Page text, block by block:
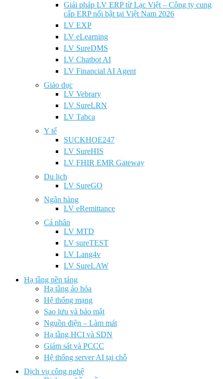
Giải pháp LV ERP từ Lạc Việt – Công ty cung
cấp ERP nổi bật tại Việt Nam 2026
LV EXP
LV eLearning
LV SureDMS
LV Chatbot AI
LV Financial AI Agent
Giáo dục
LV Vebrary
LV SureLRN
LV Tabca
Y tế
SUCKHOE247
LV SureHIS
LV FHIR EMR Gateway
Du lịch
LV SureGO
Ngân hàng
LV eRemittance
Cá nhân
LV MTD
LV sureTEST
LV Lang4v
LV SureLAW
Hạ tầng nền tảng
Hạ tầng ảo hóa
Hệ thống mạng
Sao lưu và bảo mật
Nguồn điện – Làm mát
Hạ tầng HCI và SDN
Giám sát và PCCC
Hệ thống server AI tại chỗ
Dịch vụ công nghệ